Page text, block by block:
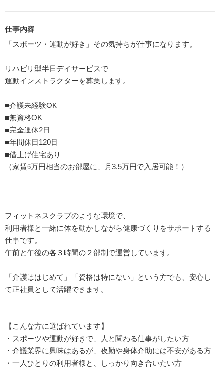
仕事内容
「スポーツ・運動が好き」その気持ちが仕事になります。
リハビリ型半日デイサービスで
運動インストラクターを募集します。
■介護未経験OK
■無資格OK
■完全週休2日
■年間休日120日
■借上げ住宅あり
（家賃6万円相当のお部屋に、月3.5万円で入居可能！）
フィットネスクラブのような環境で、
利用者様と一緒に体を動かしながら健康づくりをサポートする
仕事です。
午前と午後の各３時間の２部制で運営しています。
「介護ははじめて」「資格は特にない」という方でも、安心し
て正社員として活躍できます。
【こんな方に選ばれています】
・スポーツや運動が好きで、人と関わる仕事がしたい方
・介護業界に興味はあるが、夜勤や身体介助には不安がある方
・一人ひとりの利用者様と、しっかり向き合いたい方